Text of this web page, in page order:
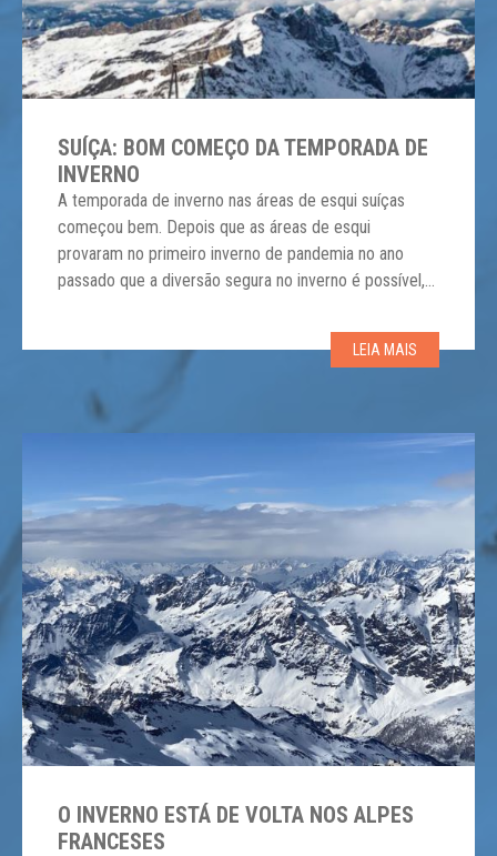
SUÍÇA: BOM COMEÇO DA TEMPORADA DE
INVERNO
A temporada de inverno nas áreas de esqui suíças
começou bem. Depois que as áreas de esqui
provaram no primeiro inverno de pandemia no ano
passado que a diversão segura no inverno é possível,
tornou-se concreta mesmo antes do inverno. Em
comparação com o ano anterior, que começou mais
LEIA MAIS
O INVERNO ESTÁ DE VOLTA NOS ALPES
FRANCESES